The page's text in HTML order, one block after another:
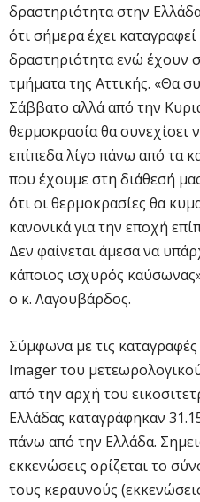
δραστηριότητα στην
ότι σήμερα έχει
δραστηριότητα ενώ έχουν
τμήματα της Αττικής. «Θα
Σάββατο αλλά από την
θερμοκρασία θα συνεχίσει
επίπεδα λίγο πάνω από τα
που έχουμε στη διάθεσή
ότι οι θερμοκρασίες θα
κανονικά για την εποχή
Δεν φαίνεται άμεσα να
κάποιος ισχυρός
ο κ. Λαγουβάρδος.
Σύμφωνα με τις
Imager του
από την αρχή του
Ελλάδας καταγράφηκαν
πάνω από την Ελλάδα.
εκκενώσεις ορίζεται το
τους κεραυνούς